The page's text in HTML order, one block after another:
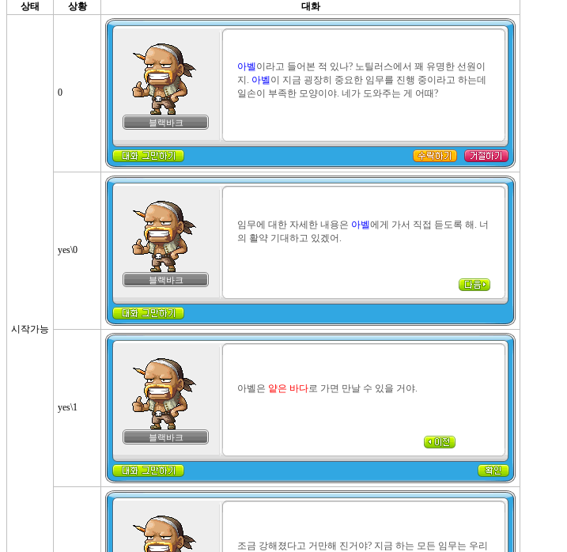
상태 상황 대화
시작가능
0
블랙바크
아벨이라고 들어본 적 있나? 노틸러스에서 꽤 유명한 선원이
지. 아벨이 지금 굉장히 중요한 임무를 진행 중이라고 하는데
일손이 부족한 모양이야. 네가 도와주는 게 어때?
yes\0
블랙바크
임무에 대한 자세한 내용은 아벨에게 가서 직접 듣도록 해. 너
의 활약 기대하고 있겠어.
yes\1
블랙바크
아벨은 얕은 바다로 가면 만날 수 있을 거야.
조금 강해졌다고 거만해 진거야? 지금 하는 모든 임무는 우리